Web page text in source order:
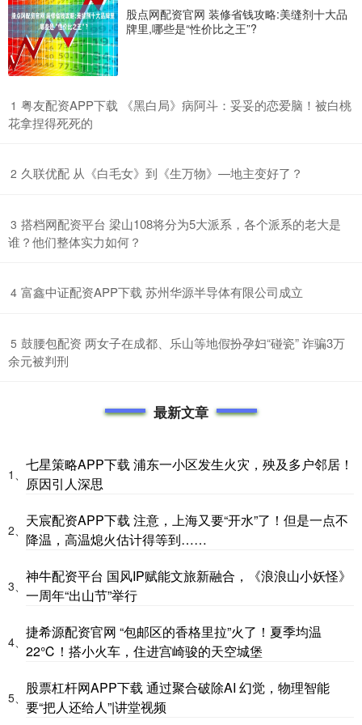
股点网配资官网 装修省钱攻略:美缝剂十大品
牌里,哪些是“性价比之王”?
1 ​粤友配资APP下载 《黑白局》病阿斗：妥妥的恋爱脑！被白桃
花拿捏得死死的
2 ​久联优配 从《白毛女》到《生万物》—地主变好了？
3 ​搭档网配资平台 梁山108将分为5大派系，各个派系的老大是
谁？他们整体实力如何？
4 ​富鑫中证配资APP下载 苏州华源半导体有限公司成立
5 ​鼓腰包配资 两女子在成都、乐山等地假扮孕妇“碰瓷” 诈骗3万
余元被判刑
最新文章
1、
七星策略APP下载 浦东一小区发生火灾，殃及多户邻居！
原因引人深思
2、
天宸配资APP下载 注意，上海又要“开水”了！但是一点不
降温，高温熄火估计得等到……
3、
神牛配资平台 国风IP赋能文旅新融合，《浪浪山小妖怪》
一周年“出山节”举行
4、
捷希源配资官网 “包邮区的香格里拉”火了！夏季均温
22℃！搭小火车，住进宫崎骏的天空城堡
5、
股票杠杆网APP下载 通过聚合破除AI 幻觉，物理智能
要“把人还给人”|讲堂视频